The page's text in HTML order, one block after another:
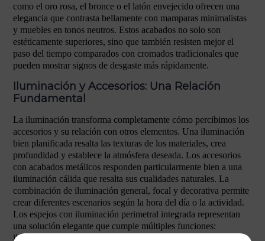
como el oro rosa, el bronce o el latón envejecido ofrecen una
elegancia que contrasta bellamente con mamparas minimalistas
y muebles en tonos neutros. Estos acabados no solo son
estéticamente superiores, sino que también resisten mejor el
paso del tiempo comparados con cromados tradicionales que
pueden mostrar signos de desgaste más rápidamente.
Iluminación y Accesorios: Una Relación
Fundamental
La iluminación transforma completamente cómo percibimos los
accesorios y su relación con otros elementos. Una iluminación
bien planificada resalta las texturas de los materiales, crea
profundidad y establece la atmósfera deseada. Los accesorios
con acabados metálicos responden particularmente bien a una
iluminación cálida que resalta sus cualidades naturales. La
combinación de iluminación general, focal y decorativa permite
crear diferentes escenarios según la hora del día o la actividad.
Los espejos con iluminación perimetral integrada representan
una solución elegante que cumple múltiples funciones:
iluminación funcional, elemento decorativo y accesorio que